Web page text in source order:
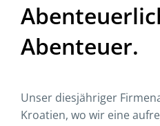
Abenteuer.
Unser diesjähriger
Kroatien, wo wir eine